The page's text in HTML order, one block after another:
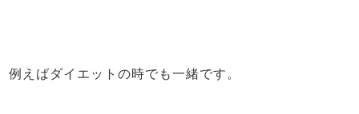
例えばダイエットの時でも一緒です。